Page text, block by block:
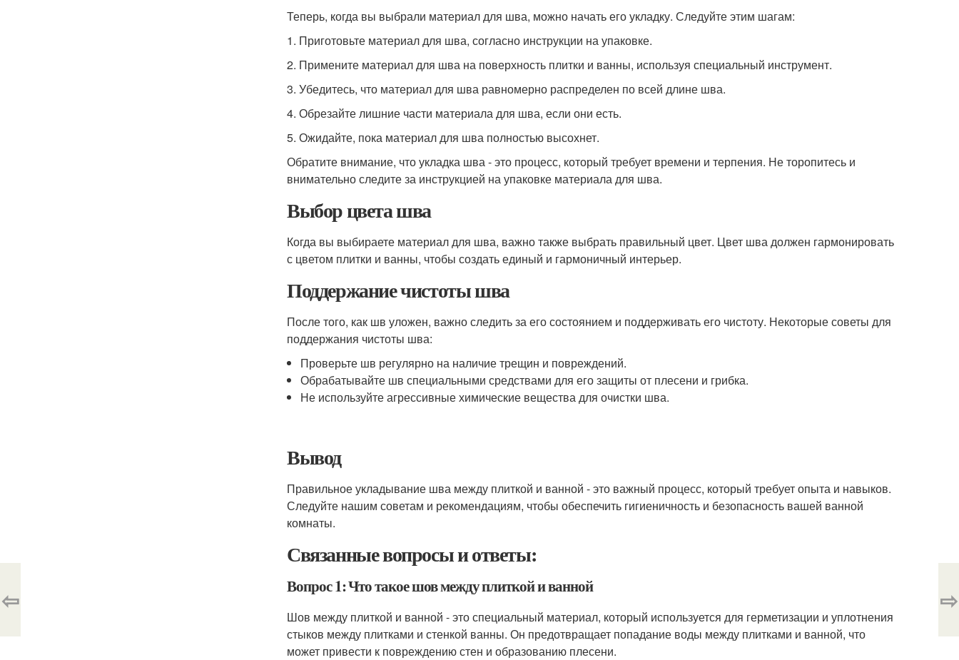
Теперь, когда вы выбрали материал для шва, можно начать его укладку. Следуйте этим шагам:
1. Приготовьте материал для шва, согласно инструкции на упаковке.
2. Примените материал для шва на поверхность плитки и ванны, используя специальный инструмент.
3. Убедитесь, что материал для шва равномерно распределен по всей длине шва.
4. Обрезайте лишние части материала для шва, если они есть.
5. Ожидайте, пока материал для шва полностью высохнет.
Обратите внимание, что укладка шва - это процесс, который требует времени и терпения. Не торопитесь и
внимательно следите за инструкцией на упаковке материала для шва.
Выбор цвета шва
Когда вы выбираете материал для шва, важно также выбрать правильный цвет. Цвет шва должен гармонировать
с цветом плитки и ванны, чтобы создать единый и гармоничный интерьер.
Поддержание чистоты шва
После того, как шв уложен, важно следить за его состоянием и поддерживать его чистоту. Некоторые советы для
поддержания чистоты шва:
Проверьте шв регулярно на наличие трещин и повреждений.
Обрабатывайте шв специальными средствами для его защиты от плесени и грибка.
Не используйте агрессивные химические вещества для очистки шва.
Вывод
Правильное укладывание шва между плиткой и ванной - это важный процесс, который требует опыта и навыков.
Следуйте нашим советам и рекомендациям, чтобы обеспечить гигиеничность и безопасность вашей ванной
комнаты.
Связанные вопросы и ответы:
Вопрос 1: Что такое шов между плиткой и ванной
Шов между плиткой и ванной - это специальный материал, который используется для герметизации и уплотнения
стыков между плитками и стенкой ванны. Он предотвращает попадание воды между плитками и ванной, что
может привести к повреждению стен и образованию плесени.
⇦ ⇨